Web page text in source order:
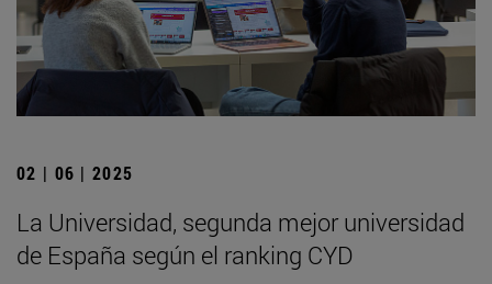
02 | 06 | 2025
La Universidad, segunda mejor universidad
de España según el ranking CYD